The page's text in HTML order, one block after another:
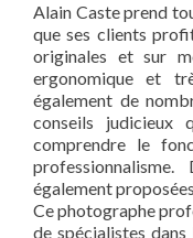
Alain Caste prend
que ses clients
originales et sur
ergonomique et
également de
conseils
comprendre le
également
Ce photographe
de spécialistes